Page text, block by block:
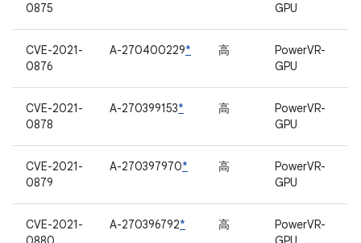
0875
GPU
CVE-2021-
0876
A-270400229* 高
PowerVR-
GPU
CVE-2021-
0878
A-270399153* 高
PowerVR-
GPU
CVE-2021-
0879
A-270397970* 高
PowerVR-
GPU
CVE-2021-
A-270396792* 高
PowerVR-